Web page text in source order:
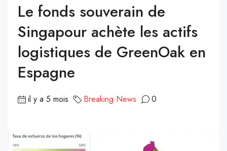
Le fonds souverain de
Singapour achète les actifs
logistiques de GreenOak en
Espagne
il y a 5 mois Breaking News 0